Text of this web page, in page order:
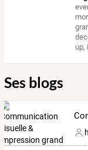
up,
Ses blogs